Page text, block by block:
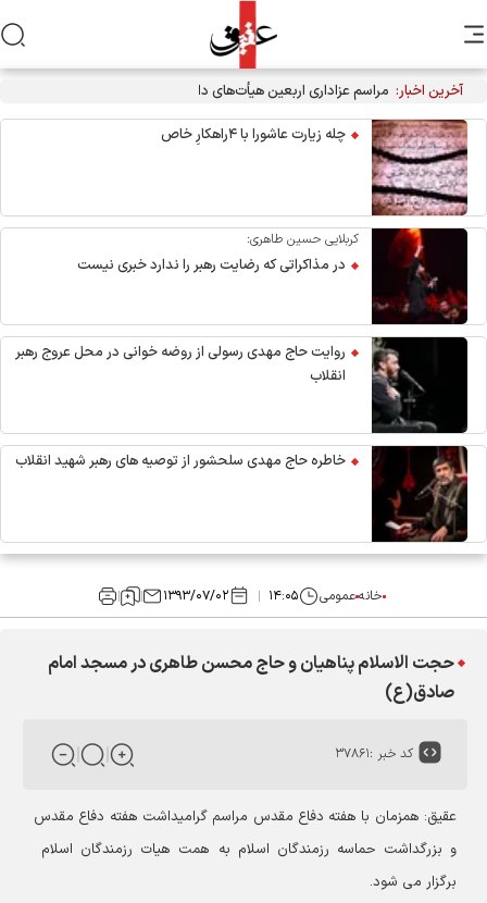
آخرین اخبار: مراسم عزاداری اربعین هیأت‌های دانشجویی در جوار محل شهادت
رهبر انقلاب
چله زیارت عاشورا با ۴راهکارِ خاص
کربلایی حسین طاهری:
در مذاکراتی که رضایت رهبر را ندارد خبری نیست
روایت حاج مهدی رسولی از روضه خوانی در محل عروج رهبر
انقلاب
خاطره حاج مهدی سلحشور از توصیه های رهبر شهید انقلاب
خانهعمومی ۱۴:۰۵ ۱۳۹۳/۰۷/۰۲
حجت الاسلام پناهیان و حاج محسن طاهری در مسجد امام
صادق(ع)
کد خبر :۳۷۸۶۱
عقیق: همزمان با هفته دفاع مقدس مراسم گرامیداشت هفته دفاع مقدس
و بزرگداشت حماسه رزمندگان اسلام به همت هیات رزمندگان اسلام
برگزار می شود.